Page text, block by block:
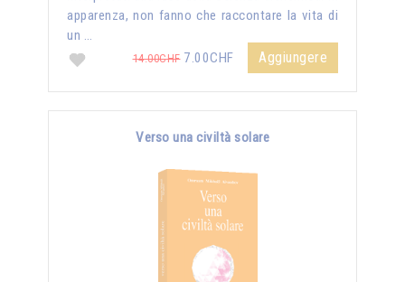
apparenza, non fanno che raccontare la vita di
un …
14.00CHF7.00CHF Aggiungere
Verso una civiltà solare